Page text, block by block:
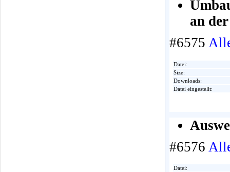
an
#6575
Datei:
Size:
Downloads:
Datei eingestellt:
#6576
Datei: